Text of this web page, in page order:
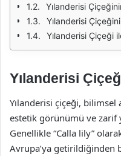
Yılanderisi
Yılanderisi
Yılanderisi Çiçeği
Yılanderisi
Yılanderisi çiçeği, bilimsel
estetik görünümü ve zarif
Genellikle “Calla lily”
Avrupa’ya getirildiğinden